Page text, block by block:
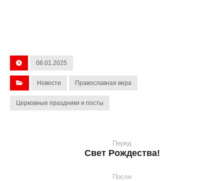
08.01.2025
Новости Православная вера
Церковные праздники и посты
Перед
Свет Рождества!
После